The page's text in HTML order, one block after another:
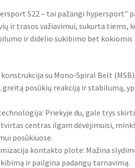
S22 – tai pažangi hypersport″
ir trasos važiavimui, sukurta tiems,
ir didelio sukibimo bet kokiomis
su Mono‑Spiral Belt
greitą posūkių reakciją ir stabilumą,
Priekyje du, gale trys
centras ilgam dėvėjimuisi,
posūkiuose.
kontakto plote: Mažina
ir pailgina padangų tarnavimą.